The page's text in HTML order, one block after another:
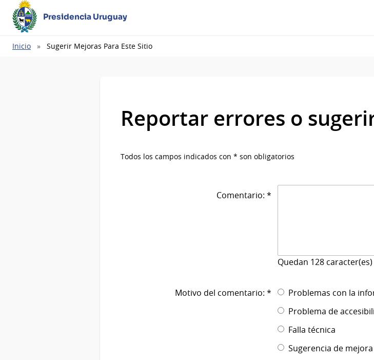
Presidencia Uruguay
Ruta
Inicio Sugerir Mejoras Para Este Sitio
Reportar errores o
Todos los campos indicados con * son obligatorios
Comentario: *
Quedan 128 caracter(es)
Motivo del comentario: *
Problemas con la
Problema de
Falla técnica
Sugerencia de mejora